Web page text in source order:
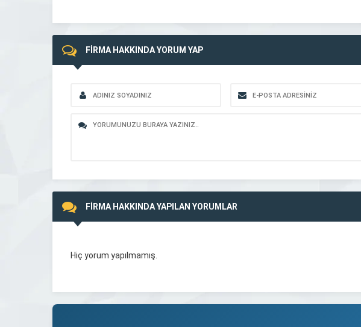
FİRMA HAKKINDA YORUM YAP
FİRMA HAKKINDA YAPILAN YORUMLAR
Hiç yorum yapılmamış.